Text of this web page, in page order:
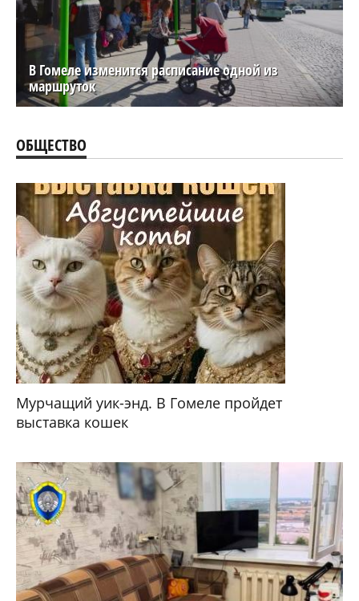
В Гомеле изменится расписание одной из
маршруток
ОБЩЕСТВО
Мурчащий уик-энд. В Гомеле пройдет
выставка кошек